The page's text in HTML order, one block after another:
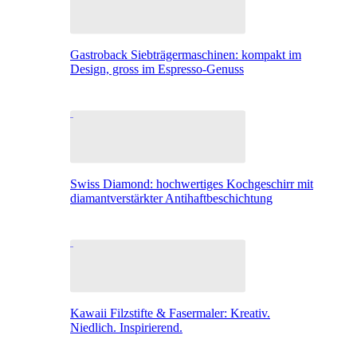
Gastroback Siebträgermaschinen: kompakt im
Design, gross im Espresso-Genuss
Swiss Diamond: hochwertiges Kochgeschirr mit
diamantverstärkter Antihaftbeschichtung
Kawaii Filzstifte & Fasermaler: Kreativ.
Niedlich. Inspirierend.